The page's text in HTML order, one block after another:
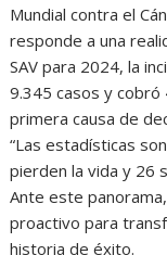
Mundial contra el
responde a una
SAV para 2024, la
9.345 casos y cobró
primera causa de
“Las estadísticas
pierden la vida y 26
Ante este
proactivo para
historia de éxito.